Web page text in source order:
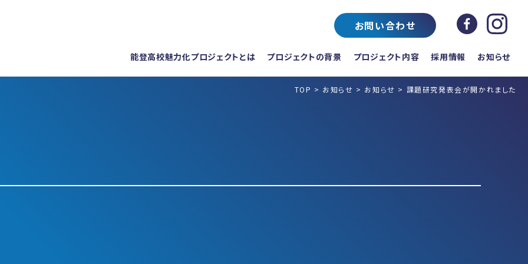
お問い合わせ
能登高校魅力化プロジェクトとは プロジェクトの背景 プロジェクト内容 採用情報 お知らせ
TOP > お知らせ > お知らせ > 課題研究発表会が開かれました